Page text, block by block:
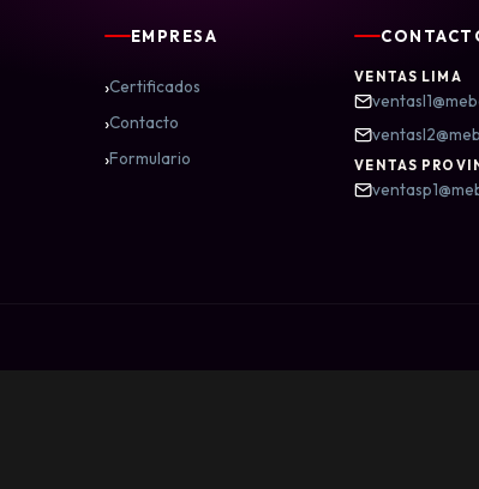
EMPRESA
›Certificados
›Contacto
›Formulario
VENTAS LIMA
VENTAS